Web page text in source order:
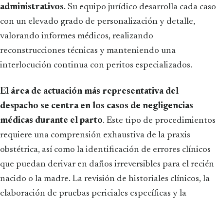
administrativos. Su equipo jurídico desarrolla cada caso
con un elevado grado de personalización y detalle,
valorando informes médicos, realizando
reconstrucciones técnicas y manteniendo una
interlocución continua con peritos especializados.
El área de actuación más representativa del
despacho se centra en los casos de negligencias
médicas durante el parto. Este tipo de procedimientos
requiere una comprensión exhaustiva de la praxis
obstétrica, así como la identificación de errores clínicos
que puedan derivar en daños irreversibles para el recién
nacido o la madre. La revisión de historiales clínicos, la
elaboración de pruebas periciales específicas y la